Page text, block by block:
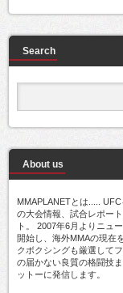
Search
About us
MMAPLANETとは.....
の大会情報、試合レポー
ト。 2007年6月よりニュ
開始し、海外MMAの現在
クボクシングも厳選して
の届かない良質の格闘技
ットーに発信します。